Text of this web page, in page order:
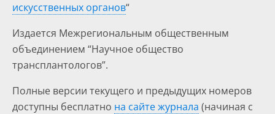
искусственных органов“
Издается Межрегиональным общественным
объединением “Научное общество
трансплантологов”.
Полные версии текущего и предыдущих номеров
доступны бесплатно на сайте журнала (начиная с